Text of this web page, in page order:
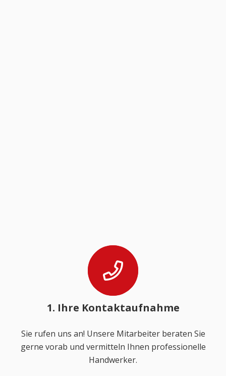
1. Ihre Kontaktaufnahme
Sie rufen uns an! Unsere Mitarbeiter beraten Sie
gerne vorab und vermitteln Ihnen professionelle
Handwerker.